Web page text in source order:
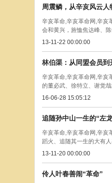
周震鳞，从辛亥风云人
辛亥革命,辛亥革命网,辛亥
会和黄兴，旌恤焦达峰、
13-11-22 00:00:00
林伯渠：从同盟会员到
辛亥革命,辛亥革命网,辛亥
的董必武、徐特立、谢觉
16-06-28 15:05:12
追随孙中山一生的“左
辛亥革命,辛亥革命网,辛亥
蹈火、追随其一生的大有
13-11-20 00:00:00
伶人叶春善闹“革命”